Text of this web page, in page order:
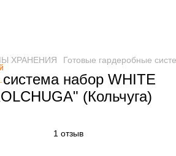
ХРАНЕНИЯ Готовые гардеробные
набор WHITE
(Кольчуга)
1 отзыв